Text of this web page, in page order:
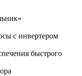
с инвертером
быстрого